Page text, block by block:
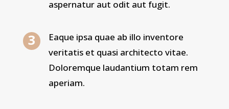
aspernatur aut odit aut fugit.
Eaque ipsa quae ab illo inventore
veritatis et quasi architecto vitae.
Doloremque laudantium totam rem
aperiam.